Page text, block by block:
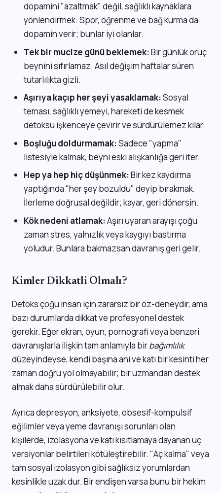
dopamini "azaltmak" değil, sağlıklı kaynaklara
yönlendirmek. Spor, öğrenme ve bağ kurma da
dopamin verir; bunlar iyi olanlar.
Tek bir mucize günü beklemek:Bir günlük oruç
beynini sıfırlamaz. Asıl değişim haftalar süren
tutarlılıkta gizli.
Aşırıya kaçıp her şeyi yasaklamak:Sosyal
teması, sağlıklı yemeyi, hareketi de kesmek
detoksu işkenceye çevirir ve sürdürülemez kılar.
Boşluğu doldurmamak:Sadece "yapma"
listesiyle kalmak, beyni eski alışkanlığa geri iter.
Hep ya hep hiç düşünmek:Bir kez kaydırma
yaptığında "her şey bozuldu" deyip bırakmak.
İlerleme doğrusal değildir; kayar, geri dönersin.
Kök nedeni atlamak:Aşırı uyaran arayışı çoğu
zaman stres, yalnızlık veya kaygıyı bastırma
yoludur. Bunlara bakmazsan davranış geri gelir.
Kimler Dikkatli Olmalı?
Detoks çoğu insan için zararsız bir öz-deneydir, ama
bazı durumlarda dikkat ve profesyonel destek
gerekir. Eğer ekran, oyun, pornografi veya benzeri
davranışlarla ilişkin tam anlamıyla birbağımlılık
düzeyindeyse, kendi başına ani ve katı bir kesinti her
zaman doğru yol olmayabilir; bir uzmandan destek
almak daha sürdürülebilir olur.
Ayrıca depresyon, anksiyete, obsesif-kompulsif
eğilimler veya yeme davranışı sorunları olan
kişilerde, izolasyona ve katı kısıtlamaya dayanan uç
versiyonlar belirtileri kötüleştirebilir. "Aç kalma" veya
tam sosyal izolasyon gibi sağlıksız yorumlardan
kesinlikle uzak dur. Bir endişen varsa bunu bir hekim